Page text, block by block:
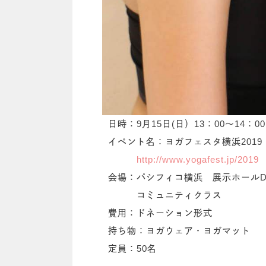
日時：9月15日(日）13：00～14：00
イベント名：ヨガフェスタ横浜2019
http://www.yogafest.jp/2019
会場：パシフィコ横浜 展示ホール
コミュニティクラス
費用：ドネーション形式
持ち物：ヨガウェア・ヨガマット
定員：50名